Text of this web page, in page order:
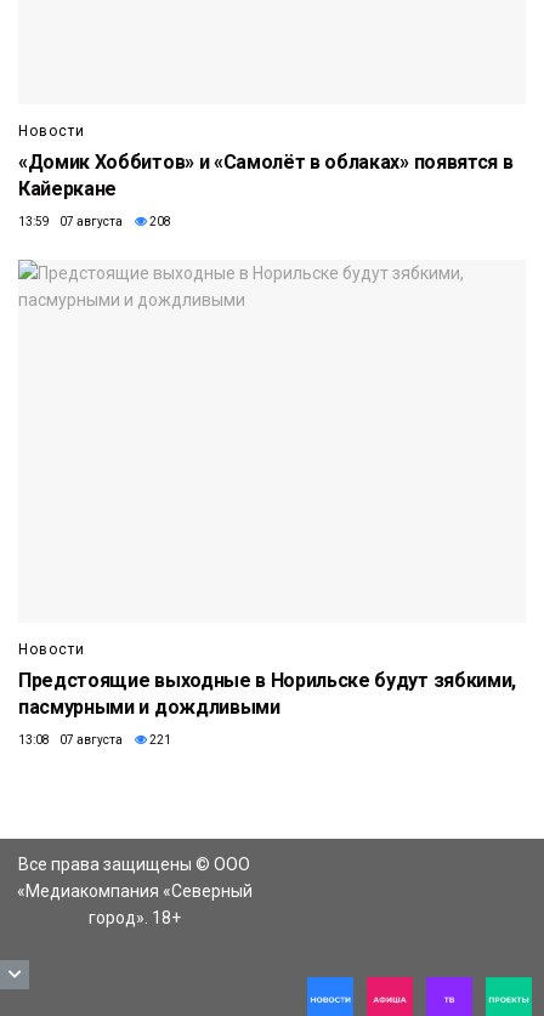
Новости
«Домик Хоббитов» и «Самолёт в облаках» появятся в
Кайеркане
13:59 07 августа 208
Новости
Предстоящие выходные в Норильске будут зябкими,
пасмурными и дождливыми
13:08 07 августа 221
Все права защищены © ООО
«Медиакомпания «Северный
город». 18+